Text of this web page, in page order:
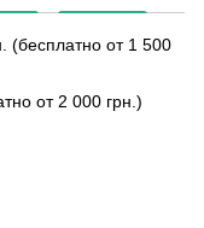
(бесплатно от 1 500
от 2 000 грн.)